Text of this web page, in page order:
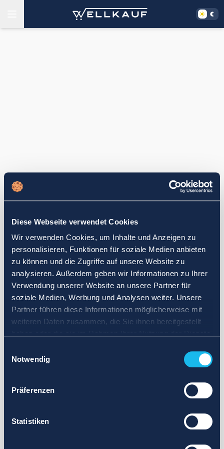
Diese Webseite verwendet Cookies
Wir verwenden Cookies, um Inhalte und Anzeigen zu
personalisieren, Funktionen für soziale Medien anbieten
zu können und die Zugriffe auf unsere Website zu
analysieren. Außerdem geben wir Informationen zu Ihrer
Verwendung unserer Website an unsere Partner für
soziale Medien, Werbung und Analysen weiter. Unsere
Partner führen diese Informationen möglicherweise mit
weiteren Daten zusammen, die Sie ihnen bereitgestellt
Notwendig
Präferenzen
Statistiken